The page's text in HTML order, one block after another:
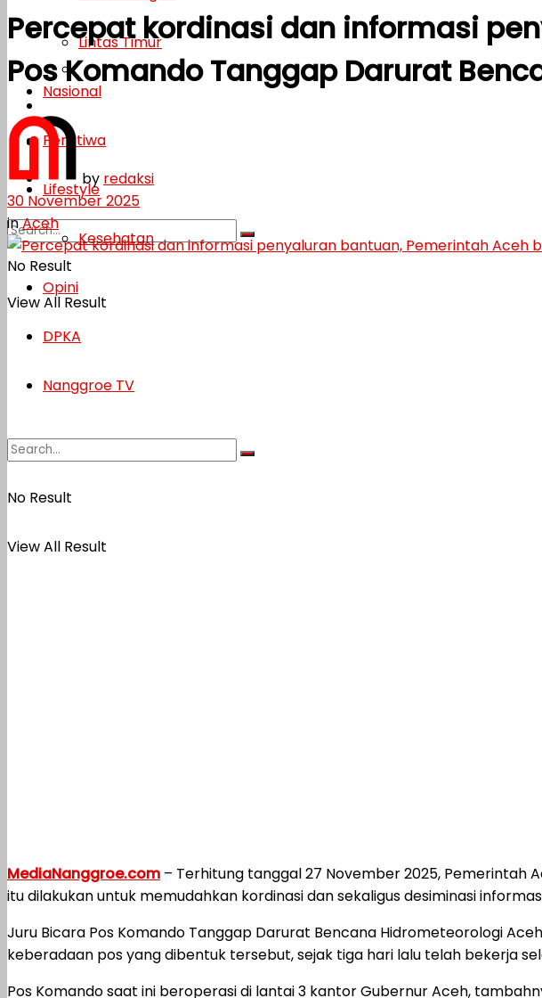
Lifestyle
Kesehatan
DPKA
Nanggroe TV
No Result
View All Result
Lintas Timur
Nasional
Peristiwa
Lifestyle
Kesehatan
Opini
DPKA
Nanggroe TV
No Result
View All Result
Percepat kordinasi dan informasi
Pos Komando Tanggap Darurat
by redaksi
30 November 2025
inAceh
MediaNanggroe.com – Terhitung tanggal 27 November 2025, Pemerintah
itu dilakukan untuk memudahkan kordinasi dan sekaligus desiminasi
Juru Bicara Pos Komando Tanggap Darurat Bencana Hidrometeorologi
keberadaan pos yang dibentuk tersebut, sejak tiga hari lalu telah bekerja
Pos Komando saat ini beroperasi di lantai 3 kantor Gubernur Aceh,